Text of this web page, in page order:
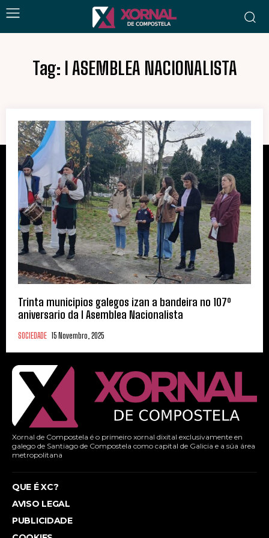
Tag: I ASEMBLEA NACIONALISTA
Trinta municipios galegos izan a bandeira no 107º
aniversario da I Asemblea Nacionalista
SOCIEDADE 15 Novembro, 2025
Xornal de Compostela é o primeiro xornal dixital exclusivamente en
galego de Santiago de Compostela como capital de Galicia e a súa área
metropolitana
QUE É XC?
AVISO LEGAL
PUBLICIDADE